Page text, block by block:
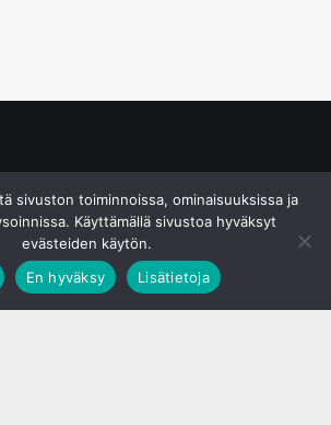
sivuston toiminnoissa, ominaisuuksissa ja
Käyttämällä sivustoa hyväksyt
evästeiden käytön.
En hyväksy Lisätietoja